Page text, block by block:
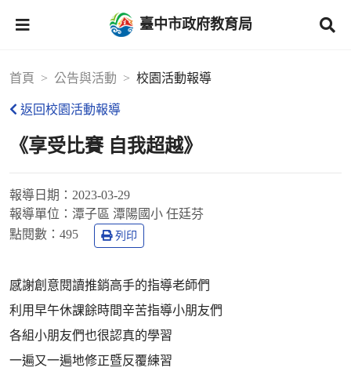
臺中市政府教育局
首頁 公告與活動 校園活動報導
返回校園活動報導
《享受比賽 自我超越》
報導日期： 2023-03-29
報導單位： 潭子區 潭陽國小 任廷芬
點閱數： 495 列印
感謝創意閱讀推銷高手的指導老師們
利用早午休課餘時間辛苦指導小朋友們
各組小朋友們也很認真的學習
一遍又一遍地修正暨反覆練習